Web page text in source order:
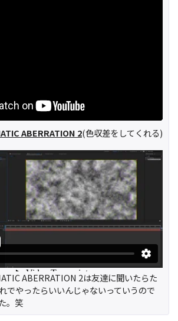
ABERRATION 2(色収差をしてくれる)
ABERRATION 2は友達に聞いたらた
でやったらいいんじゃないっていうので
。笑